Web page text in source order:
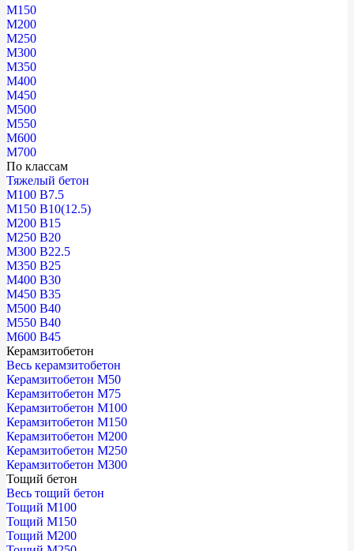
М150
М200
М250
М300
М350
М400
М450
М500
М550
М600
М700
По классам
Тяжелый бетон
М100 В7.5
М150 В10(12.5)
М200 В15
М250 В20
М300 В22.5
М350 В25
М400 В30
М450 В35
М500 В40
М550 В40
М600 В45
Керамзитобетон
Весь керамзитобетон
Керамзитобетон М50
Керамзитобетон М75
Керамзитобетон М100
Керамзитобетон М150
Керамзитобетон М200
Керамзитобетон М250
Керамзитобетон М300
Тощий бетон
Весь тощий бетон
Тощий М100
Тощий М150
Тощий М200